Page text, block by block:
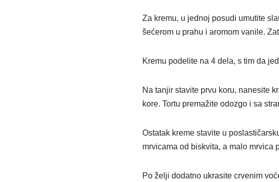
Za kremu, u jednoj posudi umutite
šećerom u prahu i aromom vanile.
Kremu podelite na 4 dela, s tim da
Na tanjir stavite prvu koru, nanesite
kore. Tortu premažite odozgo i sa
Ostatak kreme stavite u
mrvicama od biskvita, a malo mrvica
Po želji dodatno ukrasite crvenim